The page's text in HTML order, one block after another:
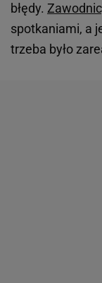
błędy.
spotkaniami, a
trzeba było